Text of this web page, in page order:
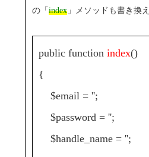
の「index 」メソッドも書き換
public functionindex()
{
$email = '';
$password = '';
$handle_name = '';